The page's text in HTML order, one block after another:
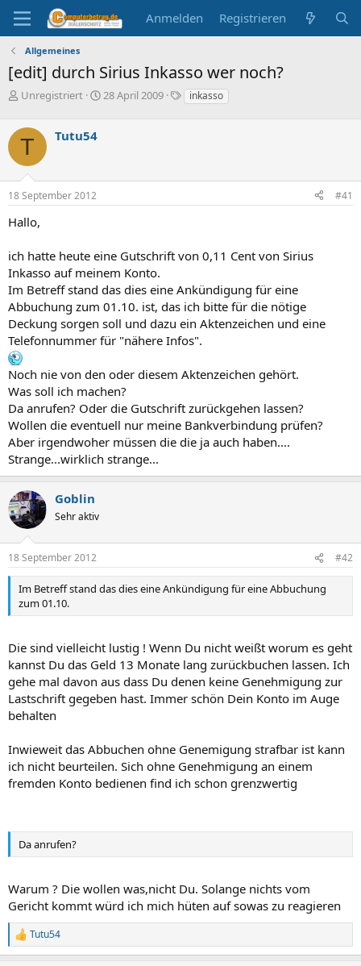
Anmelden Registrieren
Allgemeines
[edit] durch Sirius Inkasso wer noch?
E
t
l
l
e
r
Unregistriert
E
l
a
28 April 2009
S
w
r
inkasso
T Tutu54
18 September 2012 #41
Hallo,
ich hatte heute eine Gutschrift von 0,11 Cent von Sirius
Inkasso auf meinem Konto.
Im Betreff stand das dies eine Ankündigung für eine
Abbuchung zum 01.10. ist, das ich bitte für die nötige
Deckung sorgen soll und dazu ein Aktenzeichen und eine
Telefonnummer für "nähere Infos".
Noch nie von den oder diesem Aktenzeichen gehört.
Was soll ich machen?
Da anrufen? Oder die Gutschrift zurückgehen lassen?
Wollen die eventuell nur meine Bankverbindung prüfen?
Aber irgendwoher müssen die die ja auch haben....
Strange...wirklich strange...
Goblin
Sehr aktiv
18 September 2012 #42
Im Betreff stand das dies eine Ankündigung für eine Abbuchung
zum 01.10.
Die sind vielleicht lustig ! Wenn Du nicht weißt worum es geht
kannst Du das Geld 13 Monate lang zurückbuchen lassen. Ich
gehe mal davon aus dass Du denen keine Genehmigung zur
Lastschrift gegeben hast. Immer schön Dein Konto im Auge
behalten
Inwieweit das Abbuchen ohne Genemigung strafbar ist kann
ich nicht beurteilen. Sich ohne Genehmigung an einem
fremden Konto bedienen find ich schon grenzwertig
Da anrufen?
Warum ? Die wollen was,nicht Du. Solange nichts vom
Gericht kommt würd ich mich hüten auf sowas zu reagieren
R
e
Tutu54